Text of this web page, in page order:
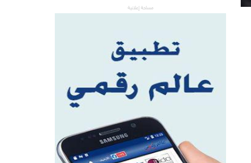
مساحة إعلانية